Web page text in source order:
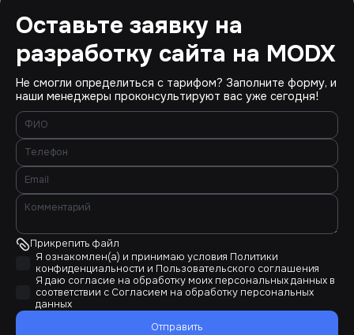
Оставьте заявку на
разработку сайта на MODX
Не смогли определиться с тарифом? Заполните форму, и
наши менеджеры проконсультируют вас уже сегодня!
Прикрепить файл
Я ознакомлен(а) и принимаю условия Политики
конфиденциальности и Пользовательского соглашения
Я даю согласие на обработку моих персональных данных в
соответствии с Согласием на обработку персональных
данных
Отправить